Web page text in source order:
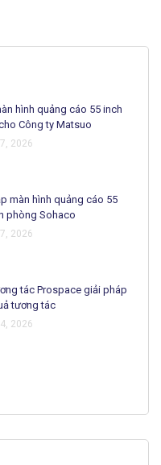
hình quảng cáo 55 inch
Công ty Matsuo
2026
màn hình quảng cáo 55
phòng Sohaco
2026
tác Prospace giải pháp
tương tác
2026